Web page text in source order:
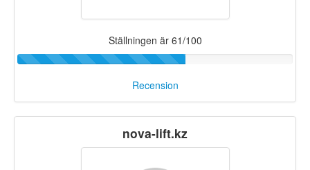
Ställningen är 61/100
Recension
nova-lift.kz